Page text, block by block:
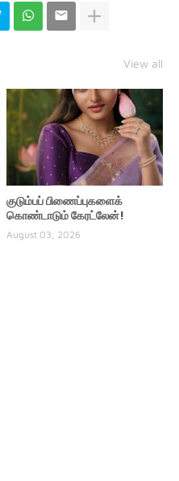
View all
குடும்பப் பிணைப்புகளைக்
கொண்டாடும் கேரட்லேன்!
August 03, 2026